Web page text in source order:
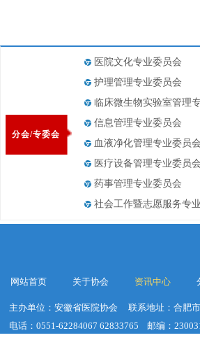
主办单位：安徽省医院协会
联系地址：合肥
电话：0551-62284067 62833765 邮编：
网站首页 关于协会 资讯中心
分会/专委会
医院文化专业委员会
护理管理专业委员会
临床微生物实验室管理
信息管理专业委员会
血液净化管理专业委员会
医疗设备管理专业委员会
药事管理专业委员会
社会工作暨志愿服务专